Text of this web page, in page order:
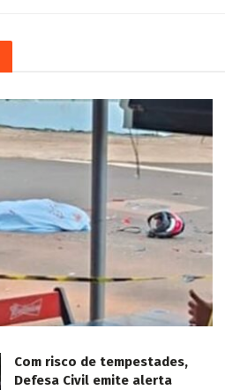
Com risco de tempestades,
Defesa Civil emite alerta